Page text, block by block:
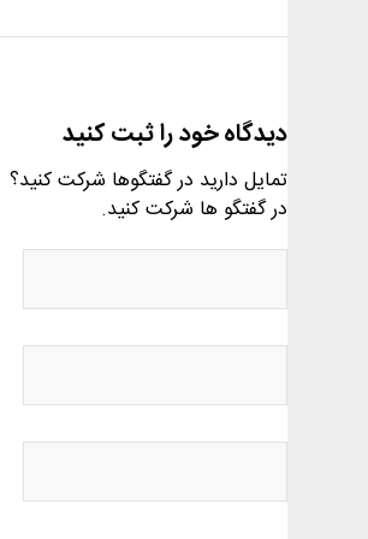
دیدگاه خود را ثبت کنید
تمایل دارید در گفتگوها شرکت کنید؟
در گفتگو ها شرکت کنید.